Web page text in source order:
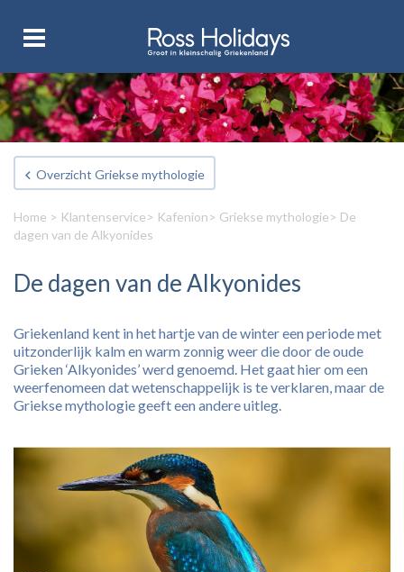
Overzicht Griekse mythologie
Home > Klantenservice> Kafenion> Griekse mythologie> De
dagen van de Alkyonides
De dagen van de Alkyonides
Griekenland kent in het hartje van de winter een periode met
uitzonderlijk kalm en warm zonnig weer die door de oude
Grieken ‘Alkyonides’ werd genoemd. Het gaat hier om een
weerfenomeen dat wetenschappelijk is te verklaren, maar de
Griekse mythologie geeft een andere uitleg.